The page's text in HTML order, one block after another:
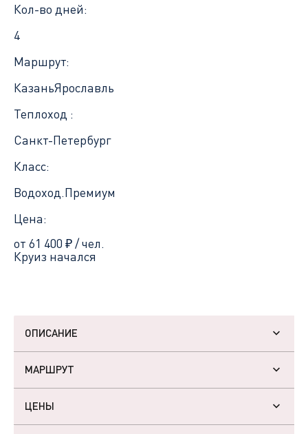
Кол-во дней:
4
Маршрут:
КазаньЯрославль
Теплоход :
Санкт-Петербург
Класс:
Водоход.Премиум
Цена:
от 61 400 ₽/ чел.
Круиз начался
ОПИСАНИЕ
МАРШРУТ
ЦЕНЫ